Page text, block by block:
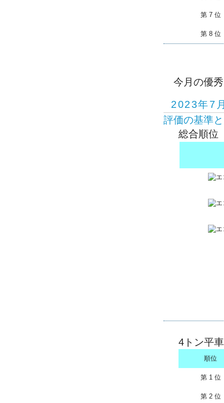
第 7 位
第 8 位
今月の優
2023年7
評価の基準
総合順位
4トン平車
順位
第 1 位
第 2 位